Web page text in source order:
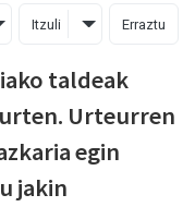
Itzuli Erraztu
taldeak
Urteurren
egin
jakin